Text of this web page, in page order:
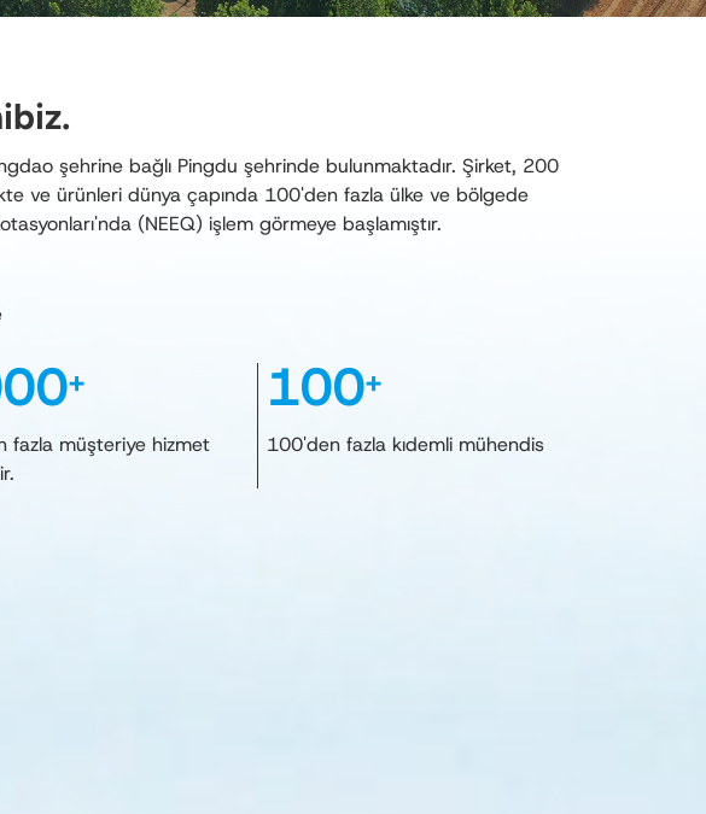
şehrine bağlı Pingdu şehrinde bulunmaktadır. Şirket, 200
ve ürünleri dünya çapında 100'den fazla ülke ve bölgede
(NEEQ) işlem görmeye başlamıştır.
+
fazla müşteriye hizmet
100+
100'den fazla kıdemli mühendis